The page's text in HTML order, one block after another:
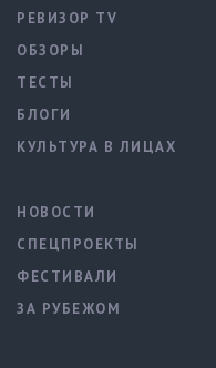
РЕВИЗОР TV
ОБЗОРЫ
ТЕСТЫ
БЛОГИ
КУЛЬТУРА В ЛИЦАХ
НОВОСТИ
СПЕЦПРОЕКТЫ
ФЕСТИВАЛИ
ЗА РУБЕЖОМ